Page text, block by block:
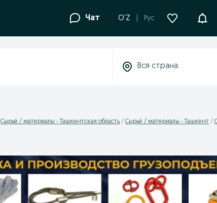
Чат O'Z Рус
Сырьё / материалы - Ташкентская область Сырьё / материалы - Ташкент